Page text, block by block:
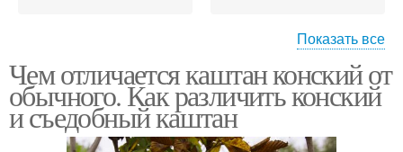
Каштаны для суставов Каштан для мужчин
Показать все
Чем отличается каштан конский от
обычного. Как различить конский
и съедобный каштан